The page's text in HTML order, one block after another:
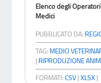
Elenco degli
Medici
PUBBLICATO DA:
TAG:MEDICI
|RIPRODUZIONE
FORMATI:CSV|XLSX|